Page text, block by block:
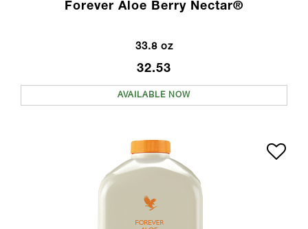
Forever Aloe Berry Nectar®
33.8 oz
32.53
AVAILABLE NOW